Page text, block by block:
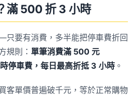
滿 500 折 3 小時
要有消費，多半能把停車費折回
規則： 單筆消費滿 500 元
停車費，每日最高折抵 3 小時 。
客單價普遍破千元，等於正常購物